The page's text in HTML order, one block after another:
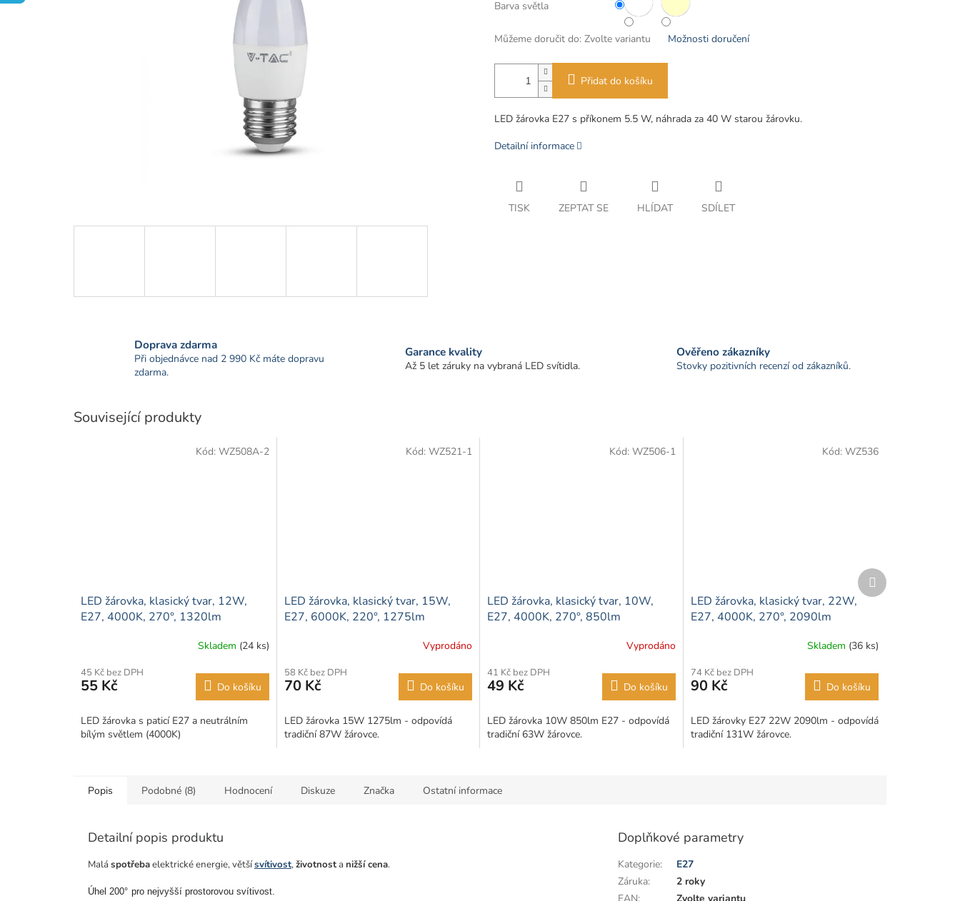
Barva světla
Můžeme doručit do: Zvolte variantu Možnosti doručení
Přidat do košíku
LED žárovka E27 s příkonem 5.5 W, náhrada za 40 W starou žárovku.
Detailní informace
TISK ZEPTAT SE HLÍDAT SDÍLET
Doprava zdarma
Při objednávce nad 2 990 Kč máte dopravu
zdarma.
Garance kvality
Až 5 let záruky na vybraná LED svítidla.
Ověřeno zákazníky
Stovky pozitivních recenzí od zákazníků.
Související produkty
LED žárovka, klasický tvar, 12W,
E27, 4000K, 270°, 1320lm
Skladem (24 ks)
45 Kč bez DPH
55 Kč Do košíku
LED žárovka s paticí E27 a neutrálním
bílým světlem (4000K)
Kód: WZ508A-2
LED žárovka, klasický tvar, 15W,
E27, 6000K, 220°, 1275lm
Vyprodáno
58 Kč bez DPH
70 Kč Do košíku
LED žárovka 15W 1275lm - odpovídá
tradiční 87W žárovce.
Kód: WZ521-1
LED žárovka, klasický tvar, 10W,
E27, 4000K, 270°, 850lm
Vyprodáno
41 Kč bez DPH
49 Kč Do košíku
LED žárovka 10W 850lm E27 - odpovídá
tradiční 63W žárovce.
Kód: WZ506-1
LED žárovka, klasický tvar, 22W,
E27, 4000K, 270°, 2090lm
Skladem (36 ks)
74 Kč bez DPH
90 Kč Do košíku
LED žárovky E27 22W 2090lm - odpovídá
tradiční 131W žárovce.
Kód: WZ536
Další
produkt
Popis Podobné (8) Hodnocení Diskuze Značka Ostatní informace
Detailní popis produktu
Malá spotřebaelektrické energie, většísvítivost,životnosta nižší cena.
Úhel 200° pro nejvyšší prostorovou svítivost.
Doplňkové parametry
Kategorie:
E27
Záruka:
2 roky